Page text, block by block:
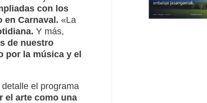
con los
en Carnaval. «La
Y más,
de nuestro
por la música y el
el programa
el arte como una